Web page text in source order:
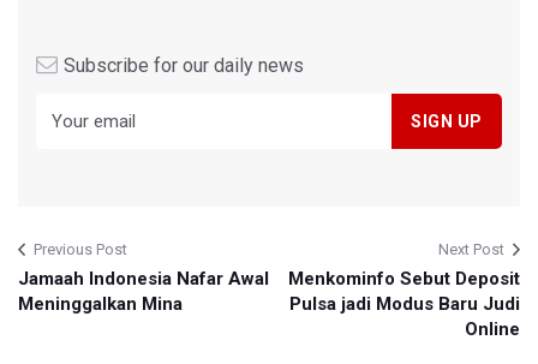
Subscribe for our daily news
Previous Post
Jamaah Indonesia Nafar Awal
Meninggalkan Mina
Next Post
Menkominfo Sebut Deposit
Pulsa jadi Modus Baru Judi
Online